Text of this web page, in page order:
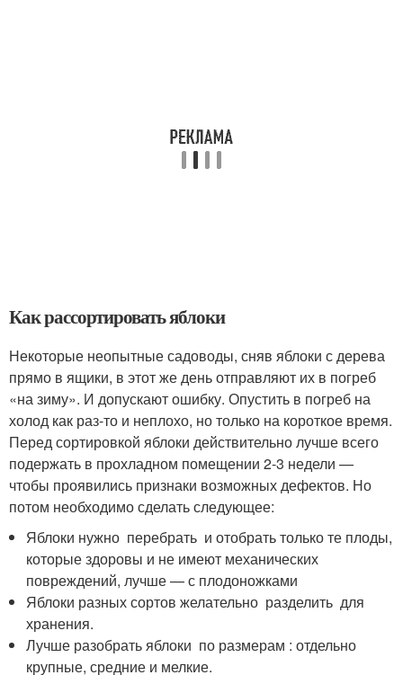
Как рассортировать яблоки
Некоторые неопытные садоводы, сняв яблоки с дерева
прямо в ящики, в этот же день отправляют их в погреб
«на зиму». И допускают ошибку. Опустить в погреб на
холод как раз-то и неплохо, но только на короткое время.
Перед сортировкой яблоки действительно лучше всего
подержать в прохладном помещении 2-3 недели —
чтобы проявились признаки возможных дефектов. Но
потом необходимо сделать следующее:
Яблоки нужно перебрать и отобрать только те плоды,
которые здоровы и не имеют механических
повреждений, лучше — с плодоножками
Яблоки разных сортов желательно разделить для
хранения.
Лучше разобрать яблоки по размерам : отдельно
крупные, средние и мелкие.